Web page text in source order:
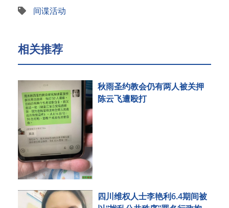
间谍活动
相关推荐
秋雨圣约教会仍有两人被关押
陈云飞遭殴打
四川维权人士李艳利6.4期间被